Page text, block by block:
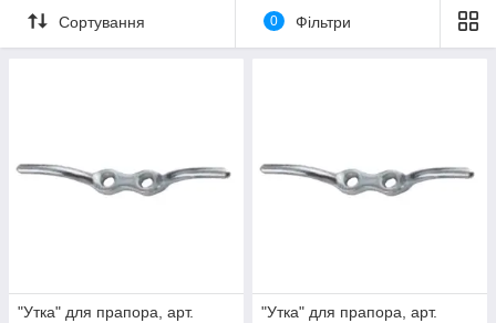
Сортування 0 Фільтри
"Утка" для прапора, арт.
"Утка" для прапора, арт.